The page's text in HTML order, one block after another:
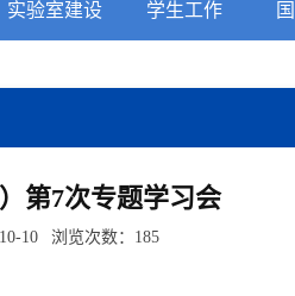
实验室建设 学生工作
第7次专题学习会
10 浏览次数： 185